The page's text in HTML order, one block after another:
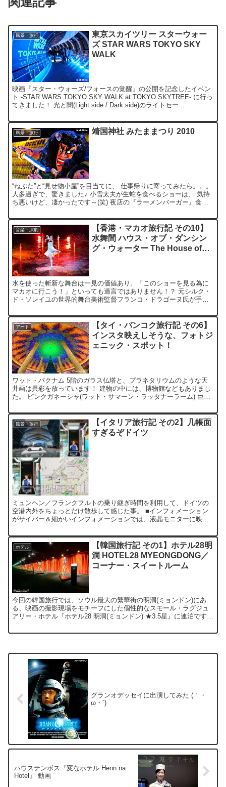
風景・旅行
東京スカイツリー スターウォー
ズ STAR WARS TOKYO SKY
WALK
映画『スター・ウォーズ/フォースの覚醒』の公開を記念したイベン
ト -STAR WARS TOKYO SKY WALK at TOKYO SKYTREE- に行っ
てきました！ 光と闇(Light side / Dark side)のライトセー...
風景・旅行 靖国神社 みたままつり 2010
“ねぶた”と“見せ物小屋”を目当てに、 仕事帰りに寄ってみたら。。。
人多過ぎで、驚きました♪ 小雪太夫が生蛇を食べるショーは、 気持
ち悪いけど、凄かったです～(笑) 夜店の『ラーメンバーガー』食べ
音楽・演劇
【香港・マカオ旅行記 その10】
水舞間 ハウス・オブ・ダンシン
グ・ウォーター The House of
水を使った斬新な舞台は一見の価値あり。「このショーを見る為に
マカオに行こう！」といっても過言ではありません！？ 元シルク・
ド・ソレイユの世界的舞台美術監督フランコ・ドラゴーヌ氏が手掛
アート
【タイ・バンコク旅行記 その6】
インスタ映えしそうな、フォトジ
ェニック・スポット！
ワット・パクナム 5階のガラス仏塔と、プラネタリウムのような天
井画は異彩を放っています！ 建物の中には、博物館などもありまし
た。 ピンクガネーシャ(ワット・サマーン・ラッタナーラーム) 巨大
風景・旅行
【イタリア旅行記 その2】几帳面
すぎるぞドイツ
ミュンヘン／フランクフルトの乗り継ぎ時間を利用して、ドイツの
空港内外をちょっとだけ散歩して感じた事。 ■インフォメーション
がサイバー＆細かいインフォメーションでは、液晶モニターに映し
ホテル
【韓国旅行記 その1】ホテル28明
洞 HOTEL28 MYEONGDONG／
コーナー・スイートルーム
今回の韓国旅行では、ソウル最大の繁華街の明洞(ミョンドン)にあ
る、映画の撮影現場をモチーフにした個性的なスモール・ラグジュ
アリー・ホテル『ホテル28 明洞(ミョンドン) ★3.5星』に連泊です。
グランオデッセイに出演してみた (｀・
ω・´)
ハウステンボス『変なホテル Henn na
Hotel』 動画